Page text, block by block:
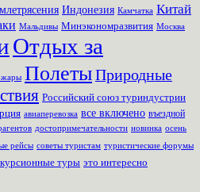
Индонезия Камчатка Китай
Мальдивы Минэкономразвития Москва
Отдых за
ПолетыПриродные
Российский союз туриндустрии
авиаперевозка все включено въездной
достопримечательности новинка осень
рейсы советы туристам туристические форумы
туры это интересно